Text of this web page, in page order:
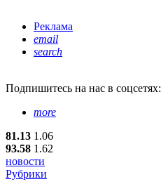
Реклама
email
search
Подпишитесь на нас в соцсетях:
more
81.13 1.06
93.58 1.62
новости
Рубрики